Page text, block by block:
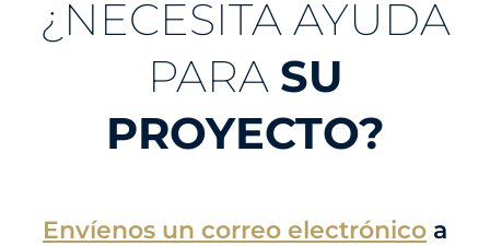
¿NECESITA AYUDA
PARA SU
PROYECTO?
Envíenos un correo electrónico a